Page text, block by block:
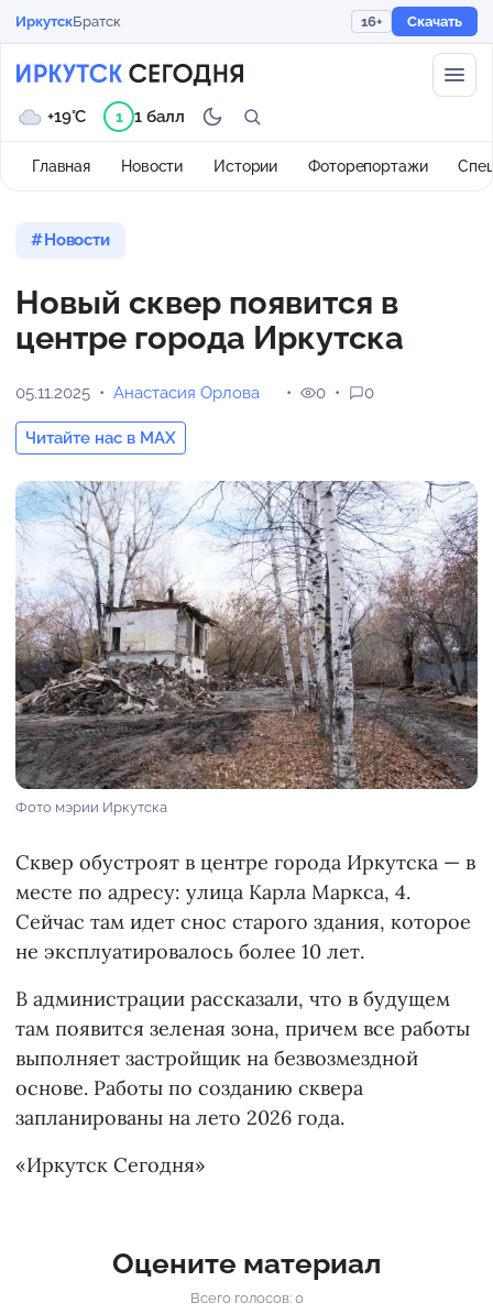
ИркутскБратск 16+ Скачать
Главная Новости Истории Фоторепортажи
+19°C 1 1 балл
Новости
Новый сквер появится в
центре города Иркутска
05.11.2025 Анастасия Орлова
Читайте нас в MAX
0 0
Фото мэрии Иркутска
Сквер обустроят в центре города Иркутска — в
месте по адресу: улица Карла Маркса, 4.
Сейчас там идет снос старого здания, которое
не эксплуатировалось более 10 лет.
В администрации рассказали, что в будущем
там появится зеленая зона, причем все работы
выполняет застройщик на безвозмездной
основе. Работы по созданию сквера
запланированы на лето 2026 года.
«Иркутск Сегодня»
Оцените материал
Всего голосов: 0